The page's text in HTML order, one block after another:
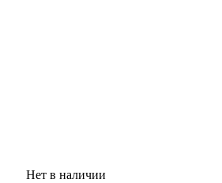
Нет в наличии